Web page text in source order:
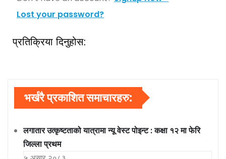
Lost your password?
प्रतिक्रिया दिनुहोस:
भर्खरै प्रकाशित समाचारहरु:
लगातार उत्कृष्टताको यात्रामा न्यू वेस्ट पोइन्ट : कक्षा १२ मा फेरि
जिल्ला प्रथम